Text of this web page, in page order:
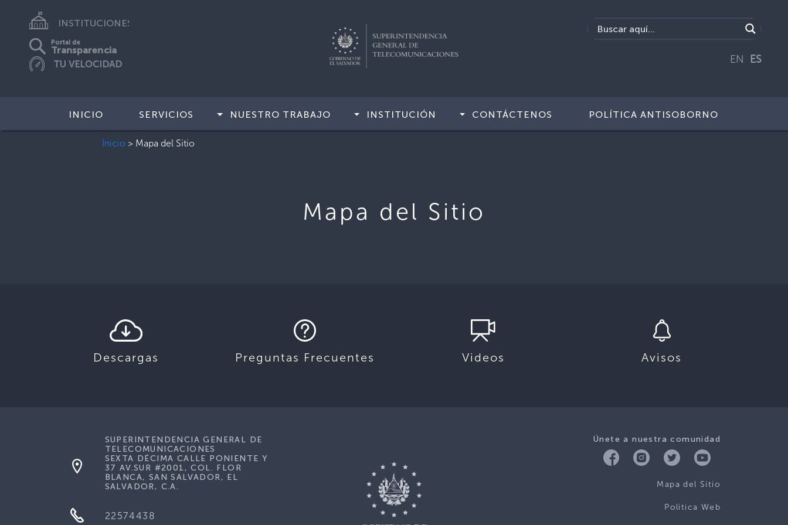
INSTITUCIONES
Portal de
Transparencia
EN ES
INICIO SERVICIOS NUESTRO TRABAJO INSTITUCIÓN CONTÁCTENOS POLÍTICA ANTISOBORNO
Inicio > Mapa del Sitio
Mapa del Sitio
Descargas Preguntas Frecuentes Videos Avisos
Únete a nuestra comunidad
Mapa del Sitio
Politica Web
SUPERINTENDENCIA GENERAL DE
TELECOMUNICACIONES
SEXTA DÉCIMA CALLE PONIENTE Y
37 AV.SUR #2001, COL. FLOR
BLANCA, SAN SALVADOR, EL
SALVADOR, C.A.
22574438